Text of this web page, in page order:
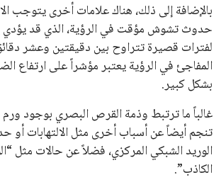
بالإضافة إلى ذلك، هناك علامات أخرى يتوجب
حدوث تشوش مؤقت في الرؤية، الذي قد يؤدي
لفترات قصيرة تتراوح بين دقيقتين وعشر
المفاجئ في الرؤية يعتبر مؤشراً على ارتفاع
بشكل كبير.
غالباً ما ترتبط وذمة القرص البصري بوجود ورم
تنجم أيضاً عن أسباب أخرى مثل الالتهابات
الوريد الشبكي المركزي، فضلاً عن حالات مثل
الكاذب”.